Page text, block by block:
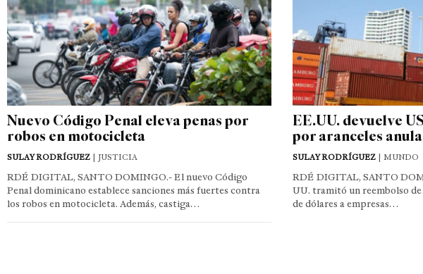
Nuevo Código Penal eleva penas por
robos en motocicleta
SULAY RODRÍGUEZ | JUSTICIA
RDÉ DIGITAL, SANTO DOMINGO.- El nuevo Código
Penal dominicano establece sanciones más fuertes contra
los robos en motocicleta. Además, castiga…
EE.UU. devuelve
por aranceles
SULAY RODRÍGUEZ| MUNDO
RDÉ DIGITAL, SANTO
UU. tramitó un reembolso de
de dólares a empresas…